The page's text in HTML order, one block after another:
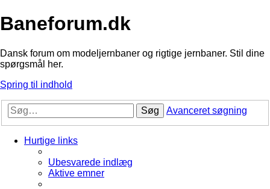
Baneforum.dk
Dansk forum om modeljernbaner og rigtige jernbaner. Stil dine
spørgsmål her.
Spring til indhold
Søg Avanceret søgning
Hurtige links
Ubesvarede indlæg
Aktive emner